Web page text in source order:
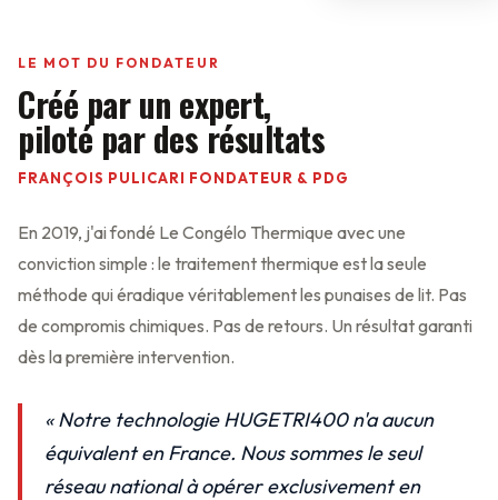
LE MOT DU FONDATEUR
Créé par un expert,
piloté par des résultats
FRANÇOIS PULICARI FONDATEUR & PDG
En 2019, j'ai fondé Le Congélo Thermique avec une
conviction simple : le traitement thermique est la seule
méthode qui éradique véritablement les punaises de lit. Pas
de compromis chimiques. Pas de retours. Un résultat garanti
dès la première intervention.
« Notre technologie HUGETRI400 n'a aucun
équivalent en France. Nous sommes le seul
réseau national à opérer exclusivement en